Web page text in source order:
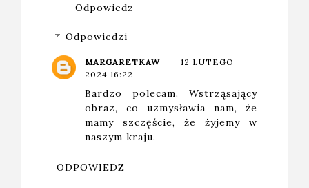
Odpowiedz
Odpowiedzi
MARGARETKAW
12 LUTEGO
2024 16:22
Bardzo polecam. Wstrząsający
obraz, co uzmysławia nam, że
mamy szczęście, że żyjemy w
naszym kraju.
ODPOWIEDZ